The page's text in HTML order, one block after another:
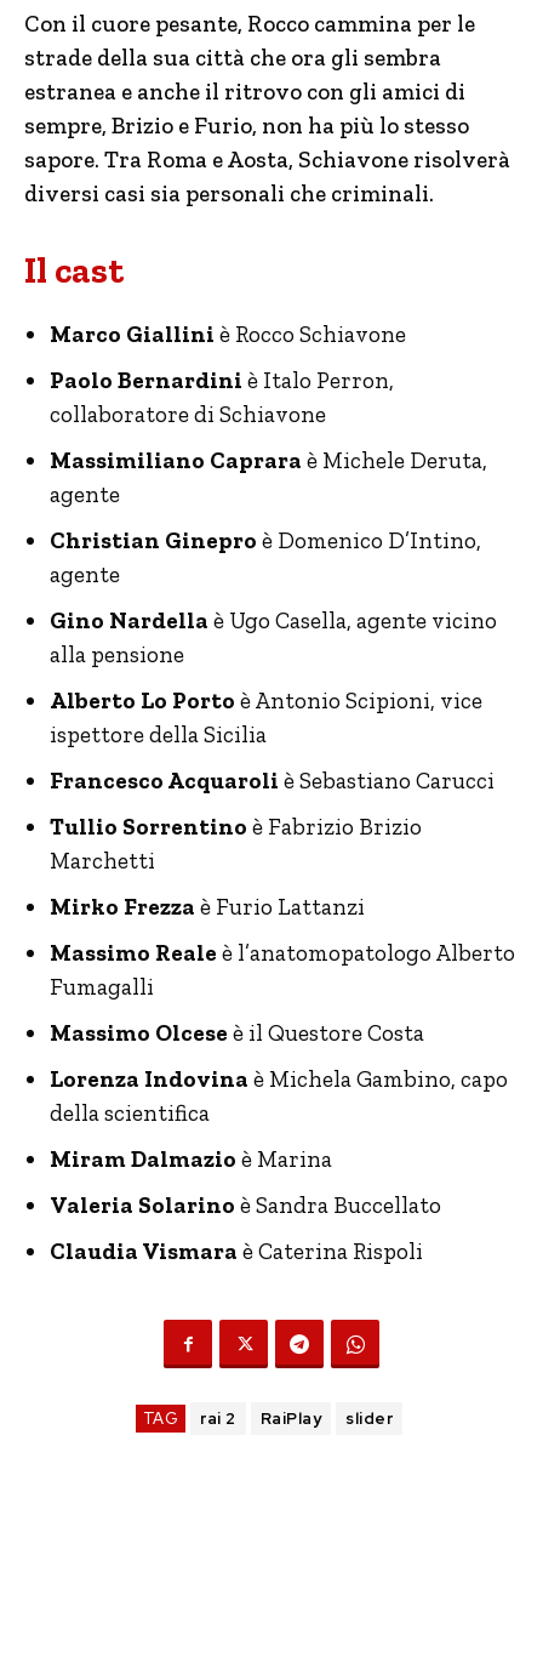
Con il cuore pesante, Rocco cammina per le
strade della sua città che ora gli sembra
estranea e anche il ritrovo con gli amici di
sempre, Brizio e Furio, non ha più lo stesso
sapore. Tra Roma e Aosta, Schiavone risolverà
diversi casi sia personali che criminali.
Il cast
Marco Giallini è Rocco Schiavone
Paolo Bernardini è Italo Perron,
collaboratore di Schiavone
Massimiliano Caprara è Michele Deruta,
agente
Christian Ginepro è Domenico D’Intino,
agente
Gino Nardella è Ugo Casella, agente vicino
alla pensione
Alberto Lo Porto è Antonio Scipioni, vice
ispettore della Sicilia
Francesco Acquaroli è Sebastiano Carucci
Tullio Sorrentino è Fabrizio Brizio
Marchetti
Mirko Frezza è Furio Lattanzi
Massimo Reale è l’anatomopatologo Alberto
Fumagalli
Massimo Olcese è il Questore Costa
Lorenza Indovina è Michela Gambino, capo
della scientifica
Miram Dalmazio è Marina
Valeria Solarino è Sandra Buccellato
Claudia Vismara è Caterina Rispoli
TAG rai 2 RaiPlay slider